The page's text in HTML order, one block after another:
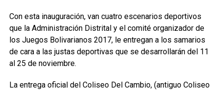
Con esta inauguración, van cuatro escenarios deportivos
que la Administración Distrital y el comité organizador de
los Juegos Bolivarianos 2017, le entregan a los samarios
de cara a las justas deportivas que se desarrollarán del 11
al 25 de noviembre.
La entrega oficial del Coliseo Del Cambio, (antiguo Coliseo